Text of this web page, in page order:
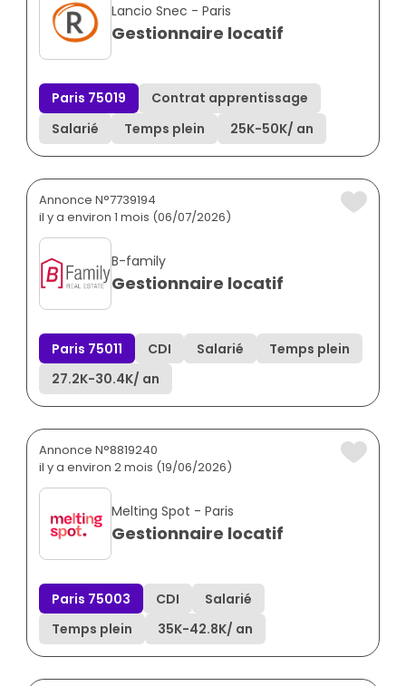
Lancio Snec - Paris
Gestionnaire locatif
Paris 75019
Contrat apprentissage
Salarié
Temps plein 25K-50K/ an
Annonce N°7739194
il y a environ 1 mois (06/07/2026)
B-family
Gestionnaire locatif
Paris 75011 CDI Salarié
Temps plein
27.2K-30.4K/ an
Annonce N°8819240
il y a environ 2 mois (19/06/2026)
Melting Spot - Paris
Gestionnaire locatif
Paris 75003 CDI
Salarié
Temps plein
35K-42.8K/ an